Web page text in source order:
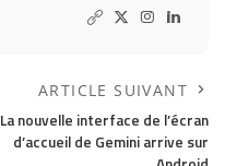
ARTICLE SUIVANT
La nouvelle interface de l’écran
d’accueil de Gemini arrive sur